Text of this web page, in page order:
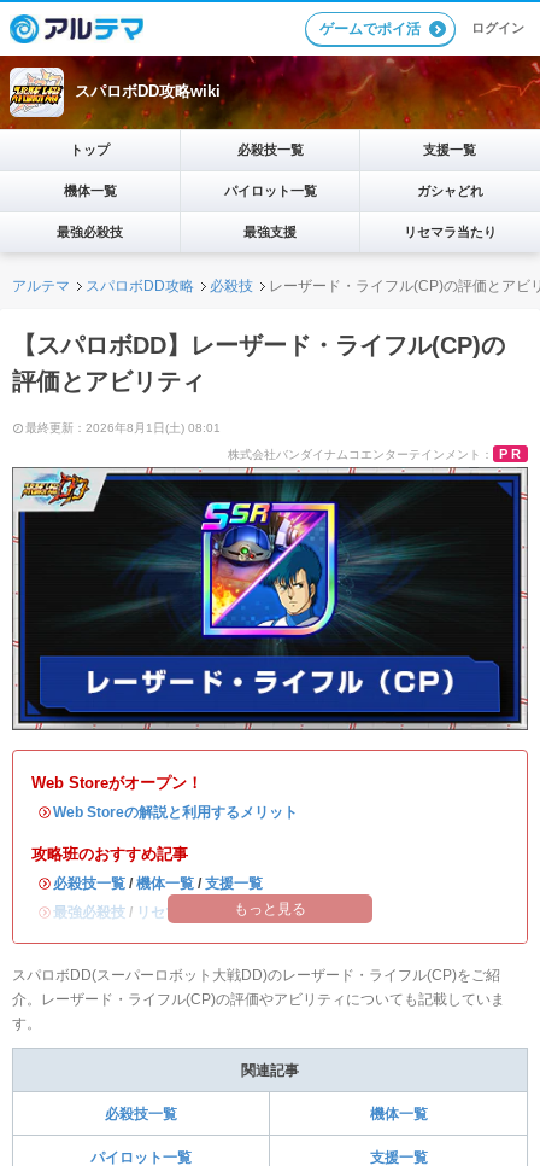
ゲームでポイ活 ログイン
スパロボDD攻略wiki
トップ 必殺技一覧 支援一覧
機体一覧 パイロット一覧 ガシャどれ
最強必殺技 最強支援 リセマラ当たり
アルテマ スパロボDD攻略 必殺技 レーザード・ライフル(CP)の評価とアビ
【スパロボDD】レーザード・ライフル(CP)の
評価とアビリティ
最終更新：2026年8月1日(土) 08:01
PR
Web Storeがオープン！
・Web Storeの解説と利用するメリット
攻略班のおすすめ記事
・ 必殺技一覧 / 機体一覧 / 支援一覧
・最強必殺技 / リセマラ当たりランキング
もっと見る
スパロボDD(スーパーロボット大戦DD)のレーザード・ライフル(CP)をご紹
介。レーザード・ライフル(CP)の評価やアビリティについても記載していま
す。
関連記事
必殺技一覧 機体一覧
パイロット一覧 支援一覧